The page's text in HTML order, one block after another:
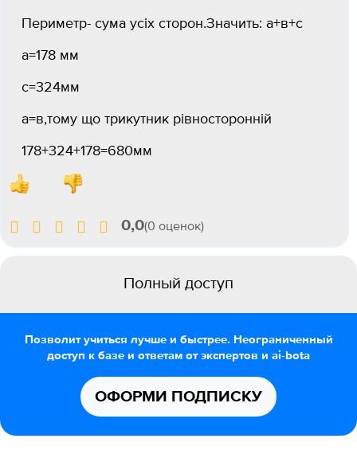
Периметр- сума усіх сторон.Значить: а+в+с
а=178 мм
с=324мм
а=в,тому що трикутник рівносторонній
178+324+178=680мм
0,0(0 оценок)
Полный доступ
Позволит учиться лучше и быстрее. Неограниченный
доступ к базе и ответам от экспертов и ai-bota
ОФОРМИ ПОДПИСКУ